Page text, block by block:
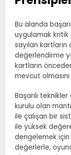
Bu alanda
uygulamak kritik
sayılan
değerlendirme
kartların
mevcut
Başarılı
kurulu olan
ile çalışan bir
ile yüksek
dengelemek için
değerlerle,